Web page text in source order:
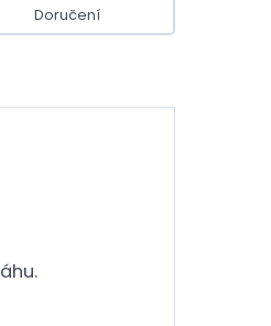
Doručení